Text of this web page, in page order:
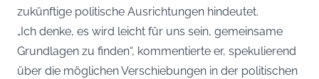
zukünftige politische Ausrichtungen hindeutet.
„Ich denke, es wird leicht für uns sein, gemeinsame
Grundlagen zu finden“, kommentierte er, spekulierend
über die möglichen Verschiebungen in der politischen